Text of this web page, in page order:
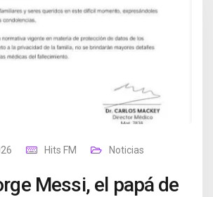
Hits FM Noticias
Messi, el papá de